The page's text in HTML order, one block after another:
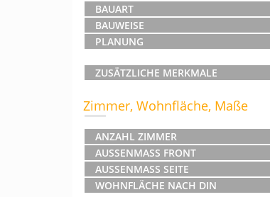
BAUART
BAUWEISE
PLANUNG
ZUSÄTZLICHE MERKMALE
Zimmer, Wohnfläche, Maße
ANZAHL ZIMMER
AUSSENMASS FRONT
AUSSENMASS SEITE
WOHNFLÄCHE NACH DIN